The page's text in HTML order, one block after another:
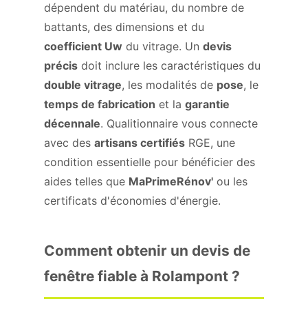
dépendent du matériau, du nombre de
battants, des dimensions et du
coefficient Uw du vitrage. Un devis
précis doit inclure les caractéristiques du
double vitrage, les modalités de pose, le
temps de fabrication et la garantie
décennale. Qualitionnaire vous connecte
avec des artisans certifiés RGE, une
condition essentielle pour bénéficier des
aides telles que MaPrimeRénov' ou les
certificats d'économies d'énergie.
Comment obtenir un devis de
fenêtre fiable à Rolampont ?